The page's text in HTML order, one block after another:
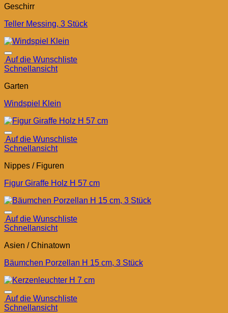
Geschirr
Teller Messing, 3 Stück
Auf die Wunschliste
Schnellansicht
Garten
Windspiel Klein
Auf die Wunschliste
Schnellansicht
Nippes / Figuren
Figur Giraffe Holz H 57 cm
Auf die Wunschliste
Schnellansicht
Asien / Chinatown
Bäumchen Porzellan H 15 cm, 3 Stück
Auf die Wunschliste
Schnellansicht